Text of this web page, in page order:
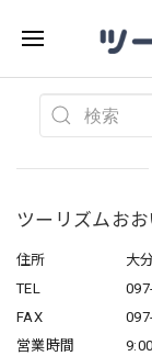
ツーリズムお
住所
大
TEL
FAX
営業時間